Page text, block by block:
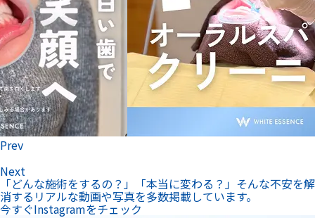
Prev
Next
「どんな施術をするの？」「本当に変わる？」そんな不安を解
消するリアルな動画や写真を多数掲載しています。
今すぐInstagramをチェック